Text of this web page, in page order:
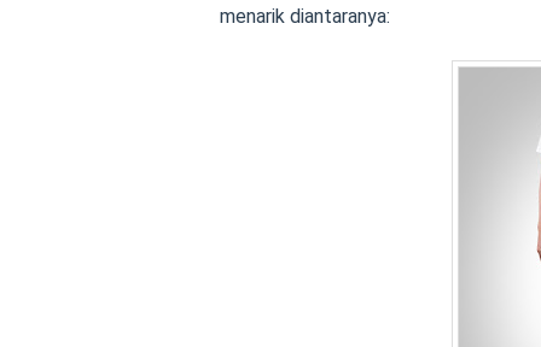
menarik diantaranya: